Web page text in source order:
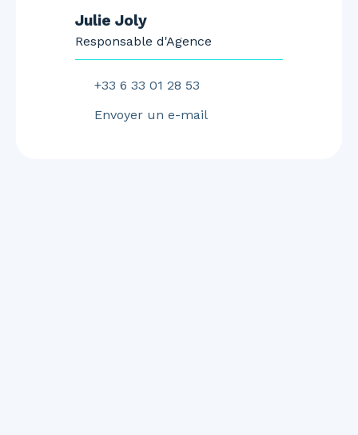
Julie Joly
Responsable d'Agence
+33 6 33 01 28 53
Envoyer un e-mail